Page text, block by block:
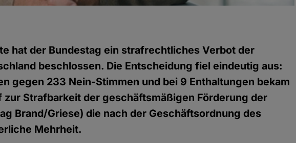
hat der Bundestag ein strafrechtliches Verbot der
beschlossen. Die Entscheidung fiel eindeutig aus:
gegen 233 Nein-Stimmen und bei 9 Enthaltungen bekam
Strafbarkeit der geschäftsmäßigen Förderung der
Brand/Griese) die nach der Geschäftsordnung des
Mehrheit.